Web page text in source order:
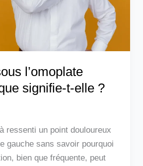
l’omoplate
signifie-t-elle ?
ressenti un point douloureux
gauche sans savoir pourquoi
bien que fréquente, peut